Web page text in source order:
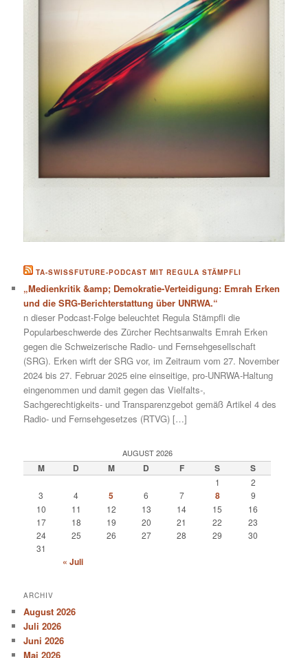
TA-SWISSFUTURE-PODCAST MIT REGULA STÄMPFLI
„Medienkritik &amp; Demokratie-Verteidigung: Emrah Erken
und die SRG-Berichterstattung über UNRWA.“
n dieser Podcast-Folge beleuchtet Regula Stämpfli die
Popularbeschwerde des Zürcher Rechtsanwalts Emrah Erken
gegen die Schweizerische Radio- und Fernsehgesellschaft
(SRG). Erken wirft der SRG vor, im Zeitraum vom 27. November
2024 bis 27. Februar 2025 eine einseitige, pro-UNRWA-Haltung
eingenommen und damit gegen das Vielfalts-,
Sachgerechtigkeits- und Transparenzgebot gemäß Artikel 4 des
Radio- und Fernsehgesetzes (RTVG) […]
AUGUST 2026
M D M D F S S
1
2
3
4 5 6 7 8
9
10
11 12 13 14 15
16
17
18 19 20 21 22
23
24
25 26 27 28 29
30
31
« Juli
ARCHIV
August 2026
Juli 2026
Juni 2026
Mai 2026